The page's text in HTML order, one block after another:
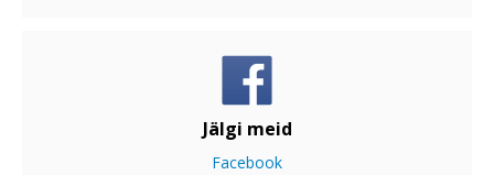
Jälgi meid
Facebook